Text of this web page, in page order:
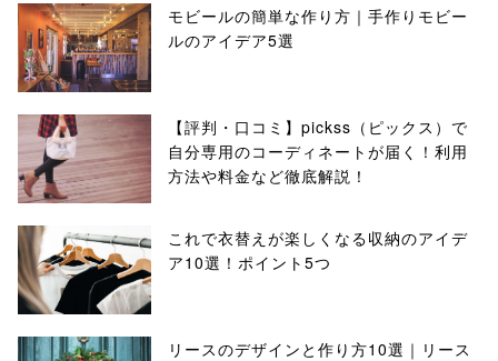
モビールの簡単な作り方｜手作りモビー
ルのアイデア5選
【評判・口コミ】pickss（ピックス）で
自分専用のコーディネートが届く！利用
方法や料金など徹底解説！
これで衣替えが楽しくなる収納のアイデ
ア10選！ポイント5つ
リースのデザインと作り方10選｜リース